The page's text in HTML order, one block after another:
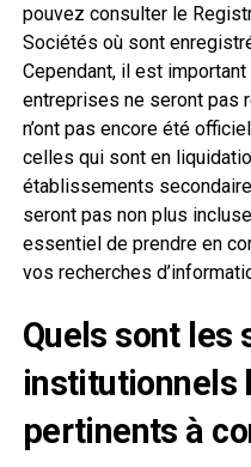
pouvez consulter le
Sociétés où sont
Cependant, il est
entreprises ne seront pas
n’ont pas encore été
celles qui sont en
établissements
seront pas non plus
essentiel de prendre en
vos recherches
Quels sont les
institutionnels
pertinents à